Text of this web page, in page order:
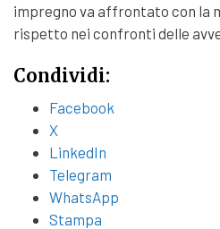
impregno va affrontato con la
rispetto nei confronti delle
Condividi:
Facebook
X
LinkedIn
Telegram
WhatsApp
Stampa